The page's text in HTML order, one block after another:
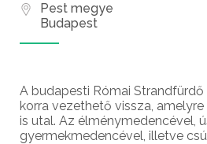
Pest megye
Budapest
A budapesti Római
korra vezethető vissza,
is utal. Az élménymedencével,
gyermekmedencével, illetve